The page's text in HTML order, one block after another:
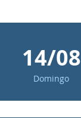
14/08
Domingo